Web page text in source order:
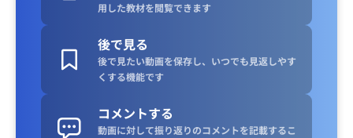
用した教材を閲覧できます
後で見る
後で見たい動画を保存し、いつでも見返しやす
くする機能です
コメントする
動画に対して振り返りのコメントを記載するこ